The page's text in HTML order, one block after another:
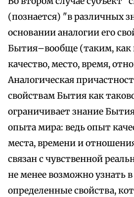
(познается) "в различных
основании аналогии его
Бытия–вообще (таким, как
качество, место, время,
Аналогическая
свойствам Бытия как
ограничивает знание
опыта мира: ведь опыт
места, времени и
связан с чувственной
не менее возможно узнать
определенные свойства,